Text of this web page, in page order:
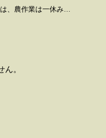
、農作業は一休み…
。